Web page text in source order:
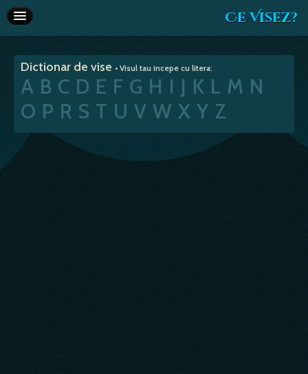
Ce Visez?
Interpretare vise
Articole
Va recomandam
Dictionar de vise • Visul tau incepe cu litera:
A B C D E F G H I J K L M N
O P R S T U V W X Y Z